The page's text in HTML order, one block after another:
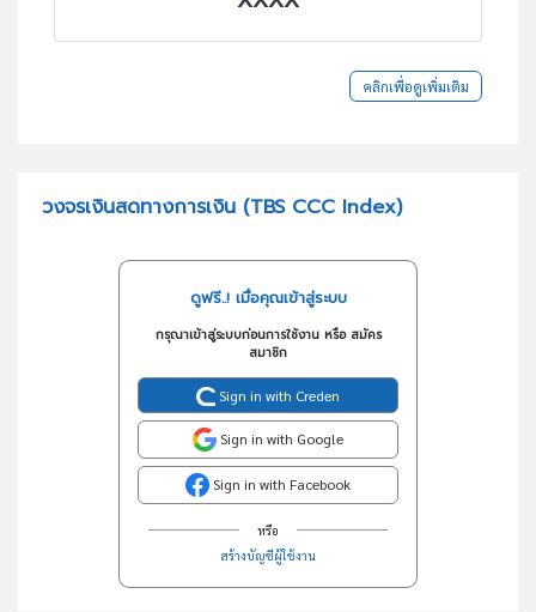
คลิกเพื่อดูเพิ่มเติม
วงจรเงินสดทางการเงิน (TBS CCC Index)
ดูฟรี..! เมื่อคุณเข้าสู่ระบบ
กรุณาเข้าสู่ระบบก่อนการใช้งาน หรือ สมัคร
สมาชิก
Sign in with Creden
Sign in with Google
Sign in with Facebook
หรือ
สร้างบัญชีผู้ใช้งาน